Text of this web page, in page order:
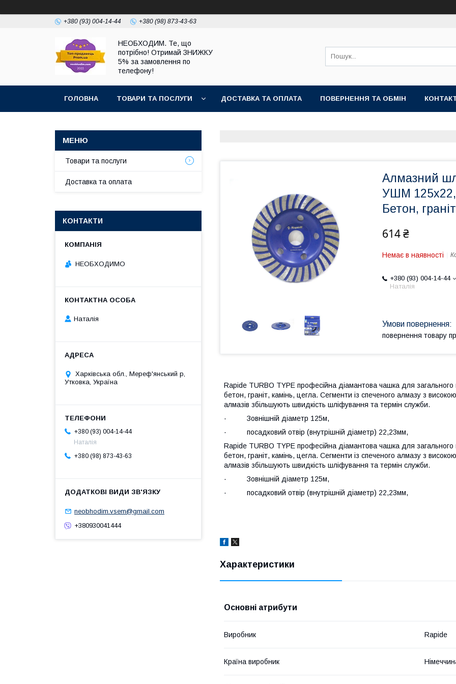
+380 (93) 004-14-44 +380 (98) 873-43-63
НЕОБХОДИМ. Те, що
потрібно! Отримай ЗНИЖКУ
5% за замовлення по
телефону!
ГОЛОВНА ТОВАРИ ТА ПОСЛУГИ ДОСТАВКА ТА ОПЛАТА ПОВЕРНЕННЯ ТА ОБМІН
Алмазний
УШМ 125х22,
Бетон,
614 ₴
Немає в наявності
+380 (93) 004-14-44
Наталія
повернення товару
Rapide TURBO TYPE професійна діамантова чашка для загального
бетон, граніт, камінь, цегла. Сегменти із спеченого алмазу з
алмазів збільшують швидкість шліфування та термін служби.
· Зовнішній діаметр 125м,
· посадковий отвір (внутрішній діаметр) 22,23мм,
Rapide TURBO TYPE професійна діамантова чашка для загального
бетон, граніт, камінь, цегла. Сегменти із спеченого алмазу з
алмазів збільшують швидкість шліфування та термін служби.
· Зовнішній діаметр 125м,
· посадковий отвір (внутрішній діаметр) 22,23мм,
Характеристики
Основні атрибути
Виробник Rapide
Країна виробник
Товари та послуги
Доставка та оплата
КОНТАКТИ
НЕОБХОДИМО
Наталія
Харківська обл., Мереф'янський р,
Утковка, Україна
+380 (93) 004-14-44
Наталія
+380 (98) 873-43-63
neobhodim.vsem@gmail.com
+380930041444